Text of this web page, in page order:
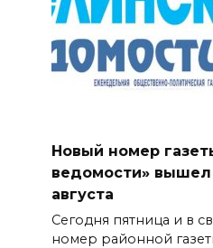
Новый номер
ведомости» вышел
августа
Сегодня пятница и в
номер районной